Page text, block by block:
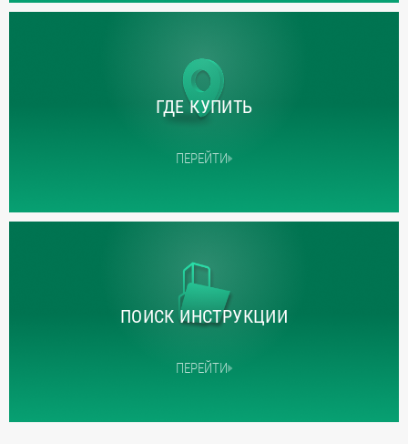
ГДЕ КУПИТЬ
ПЕРЕЙТИ
ПОИСК ИНСТРУКЦИИ
ПЕРЕЙТИ